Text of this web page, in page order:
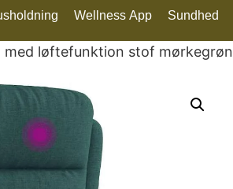
Wellness App Sundhed
med løftefunktion stof mørkegrøn